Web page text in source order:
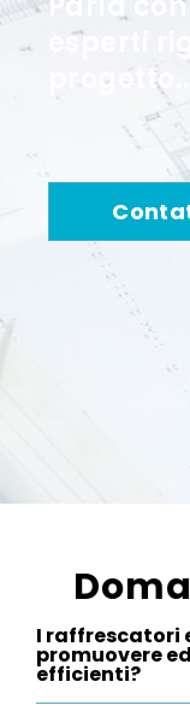
esperti
I raffrescatori
promuovere
efficienti?